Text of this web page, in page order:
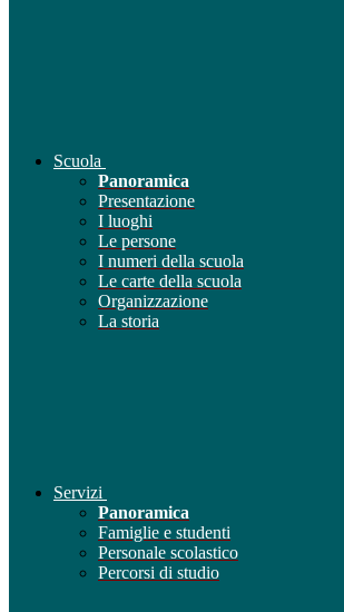
Scuola
Panoramica
Presentazione
I luoghi
Le persone
I numeri della scuola
Le carte della scuola
Organizzazione
La storia
Servizi
Panoramica
Famiglie e studenti
Personale scolastico
Percorsi di studio